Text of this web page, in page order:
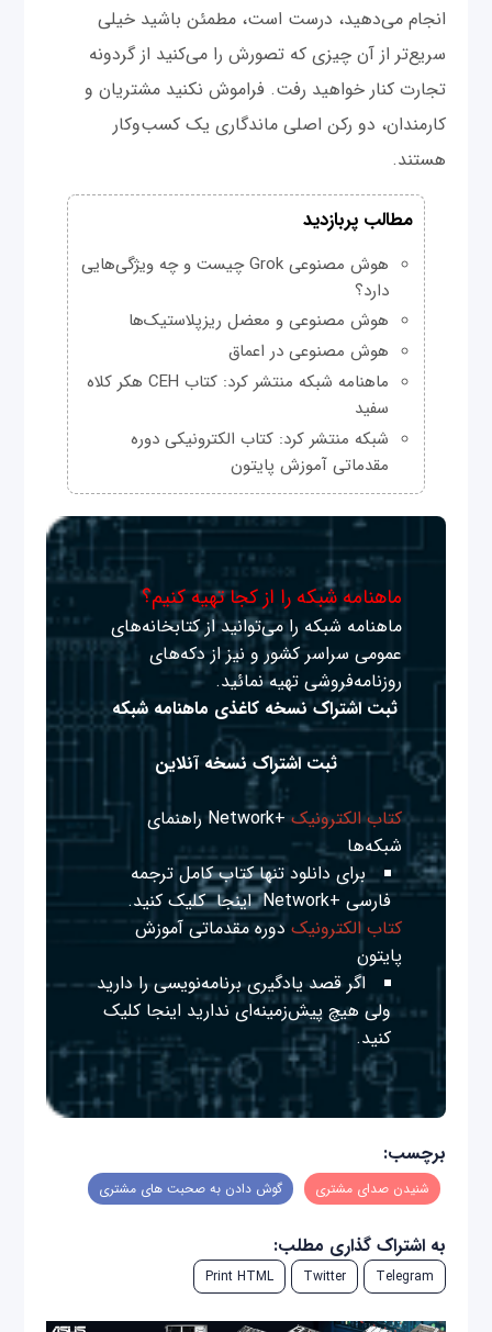
انجام می‌دهید، درست است، مطمئن باشید خیلی
سریع‌تر از آن چیزی که تصورش را می‌کنید از گردونه
تجارت کنار خواهید رفت. فراموش نکنید مشتریان و
کارمندان، دو رکن اصلی ماندگاری یک کسب‌وکار
هستند.
مطالب پربازدید
هوش مصنوعی Grok چیست و چه ویژگی‌هایی
دارد؟
هوش مصنوعی و معضل ریزپلاستیک‌ها
هوش مصنوعی در اعماق
ماهنامه شبکه منتشر کرد: کتاب CEH هکر کلاه
سفید
شبکه منتشر کرد: کتاب الکترونیکی دوره
مقدماتی آموزش پایتون
ماهنامه شبکه را از کجا تهیه کنیم؟
ماهنامه شبکه را می‌توانید از کتابخانه‌های
عمومی سراسر کشور و نیز از دکه‌های
روزنامه‌فروشی تهیه نمائید.
ثبت اشتراک نسخه کاغذی ماهنامه شبکه
ثبت اشتراک نسخه آنلاین
کتاب الکترونیک
+Network راهنمای
شبکه‌ها
برای دانلود تنها کتاب کامل ترجمه
فارسی +Network
اینجا کلیک کنید.
کتاب الکترونیک دوره مقدماتی آموزش
پایتون
اگر قصد یادگیری برنامه‌نویسی را دارید
ولی هیچ پیش‌زمینه‌ای نداریداینجا کلیک
کنید.
برچسب:
شنیدن صدای مشتری گوش دادن به صحبت های مشتری
به اشتراک گذاری مطلب:
Telegram
Twitter
Print HTML